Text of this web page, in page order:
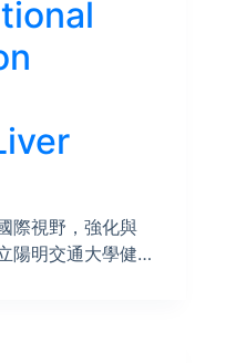
際視野，強化與
陽明交通大學健…